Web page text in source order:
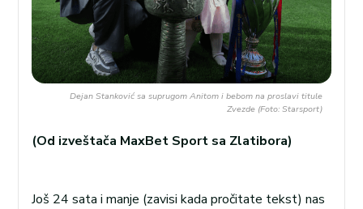
Dejan Stanković sa suprugom Anitom i bebom na proslavi titule
Zvezde (Foto: Starsport)
(Od izveštača MaxBet Sport sa Zlatibora)
Još 24 sata i manje (zavisi kada pročitate tekst) nas